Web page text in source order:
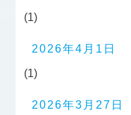
(1)
2026年4月1日
(1)
2026年3月27日